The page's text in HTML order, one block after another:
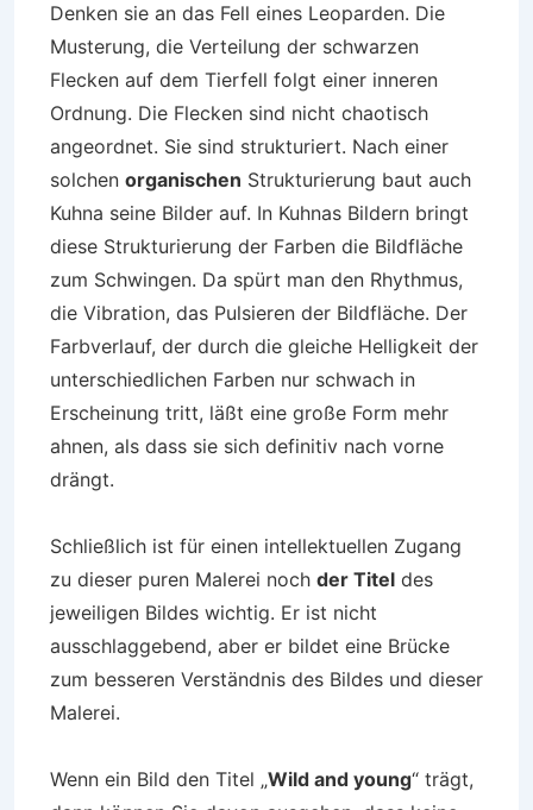
Denken sie an das Fell eines Leoparden. Die
Musterung, die Verteilung der schwarzen
Flecken auf dem Tierfell folgt einer inneren
Ordnung. Die Flecken sind nicht chaotisch
angeordnet. Sie sind strukturiert. Nach einer
solchen organischen Strukturierung baut auch
Kuhna seine Bilder auf. In Kuhnas Bildern bringt
diese Strukturierung der Farben die Bildfläche
zum Schwingen. Da spürt man den Rhythmus,
die Vibration, das Pulsieren der Bildfläche. Der
Farbverlauf, der durch die gleiche Helligkeit der
unterschiedlichen Farben nur schwach in
Erscheinung tritt, läßt eine große Form mehr
ahnen, als dass sie sich definitiv nach vorne
drängt.
Schließlich ist für einen intellektuellen Zugang
zu dieser puren Malerei noch der Titel des
jeweiligen Bildes wichtig. Er ist nicht
ausschlaggebend, aber er bildet eine Brücke
zum besseren Verständnis des Bildes und dieser
Malerei.
Wenn ein Bild den Titel „Wild and young“ trägt,